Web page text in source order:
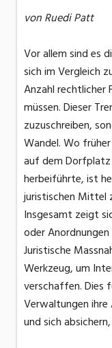
von Ruedi Patt
Vor allem sind es
sich im Vergleich
Anzahl rechtlicher
müssen. Dieser
zuzuschreiben,
Wandel. Wo
auf dem Dorfplatz
herbeiführte, ist
juristischen Mittel
Insgesamt zeigt
oder
Juristische
Werkzeug, um
verschaffen. Dies
Verwaltungen
und sich